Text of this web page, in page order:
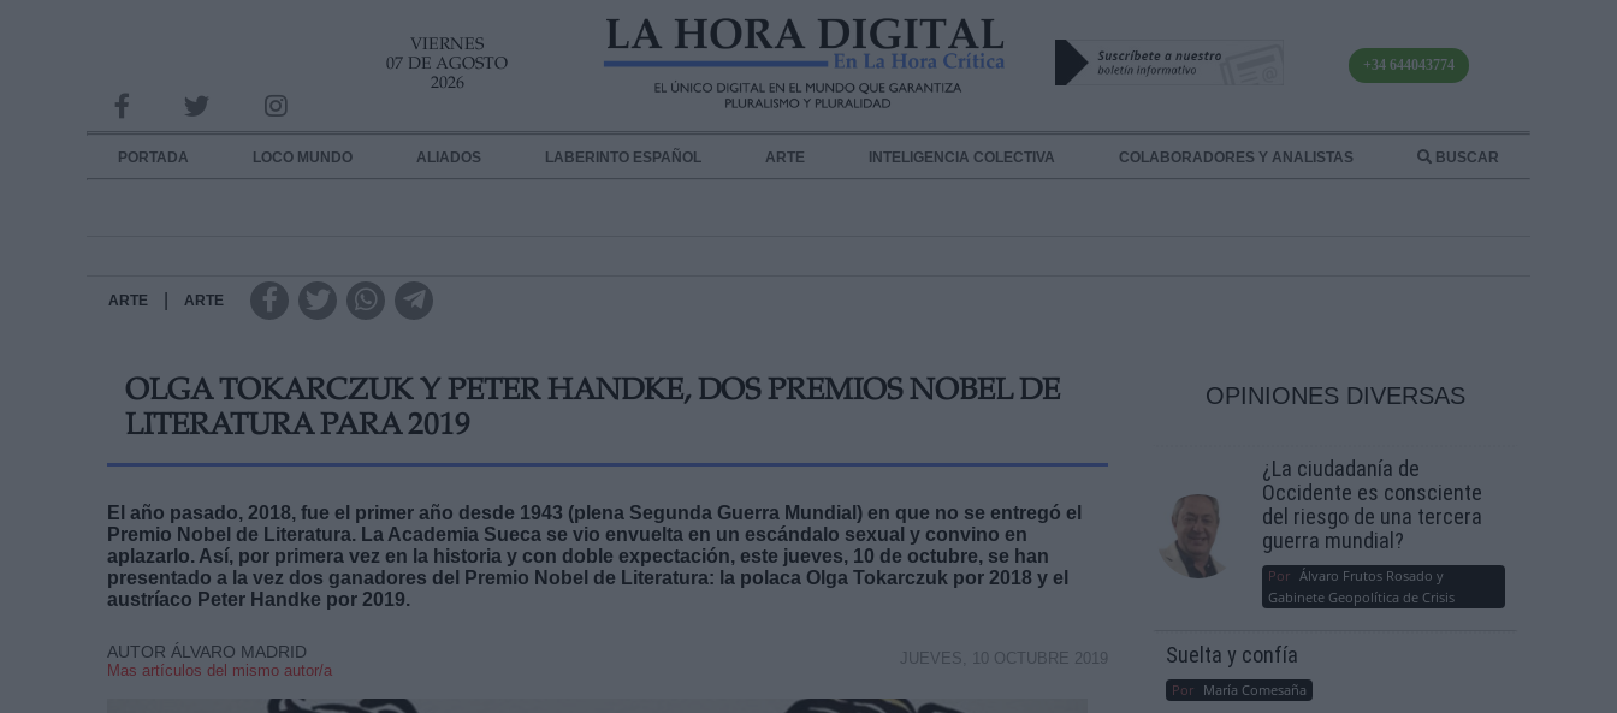
VIERNES
07 DE AGOSTO
2026
+34 644043774
PORTADA LOCO MUNDO ALIADOS LABERINTO ESPAÑOL ARTE INTELIGENCIA COLECTIVA COLABORADORES Y ANALISTAS BUSCAR
ARTE ARTE
OLGA TOKARCZUK Y PETER HANDKE, DOS PREMIOS NOBEL DE
LITERATURA PARA 2019
El año pasado, 2018, fue el primer año desde 1943 (plena Segunda Guerra Mundial) en que no se entregó el
Premio Nobel de Literatura. La Academia Sueca se vio envuelta en un escándalo sexual y convino en
aplazarlo. Así, por primera vez en la historia y con doble expectación, este jueves, 10 de octubre, se han
presentado a la vez dos ganadores del Premio Nobel de Literatura: la polaca Olga Tokarczuk por 2018 y el
austríaco Peter Handke por 2019.
AUTOR ÁLVARO MADRID
Mas artículos del mismo autor/a
JUEVES, 10 OCTUBRE 2019
OPINIONES DIVERSAS
¿La ciudadanía de
Occidente es consciente
del riesgo de una tercera
guerra mundial?
Por Álvaro Frutos Rosado y
Gabinete Geopolítica de Crisis
Suelta y confía
Por María Comesaña
INFORMACION SOBRE LA PROTECCIÓN DE TUS DATOS
Responsable:
Destinatarios:
link
Información adicional
link